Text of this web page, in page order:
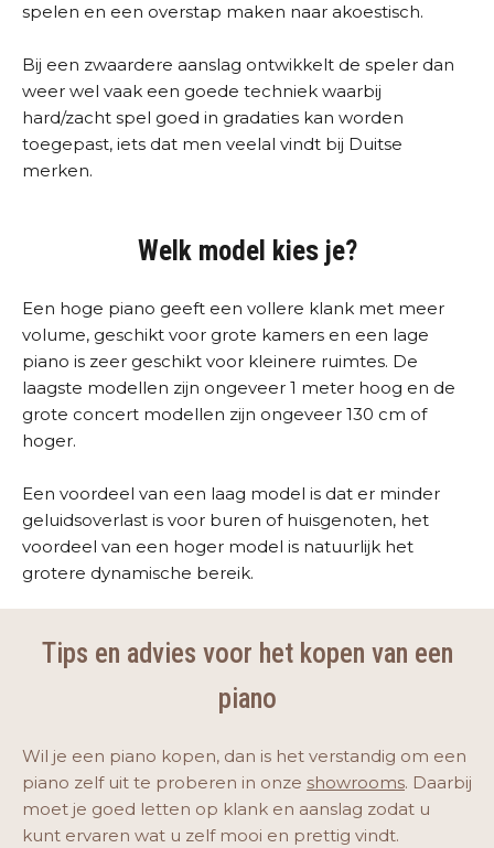
spelen en een overstap maken naar akoestisch.
Bij een zwaardere aanslag ontwikkelt de speler dan
weer wel vaak een goede techniek waarbij
hard/zacht spel goed in gradaties kan worden
toegepast, iets dat men veelal vindt bij Duitse
merken.
Welk model kies je?
Een hoge piano geeft een vollere klank met meer
volume, geschikt voor grote kamers en een lage
piano is zeer geschikt voor kleinere ruimtes. De
laagste modellen zijn ongeveer 1 meter hoog en de
grote concert modellen zijn ongeveer 130 cm of
hoger.
Een voordeel van een laag model is dat er minder
geluidsoverlast is voor buren of huisgenoten, het
voordeel van een hoger model is natuurlijk het
grotere dynamische bereik.
Tips en advies voor het kopen van een
piano
Wil je een piano kopen, dan is het verstandig om een
piano zelf uit te proberen in onze showrooms. Daarbij
moet je goed letten op klank en aanslag zodat u
kunt ervaren wat u zelf mooi en prettig vindt.